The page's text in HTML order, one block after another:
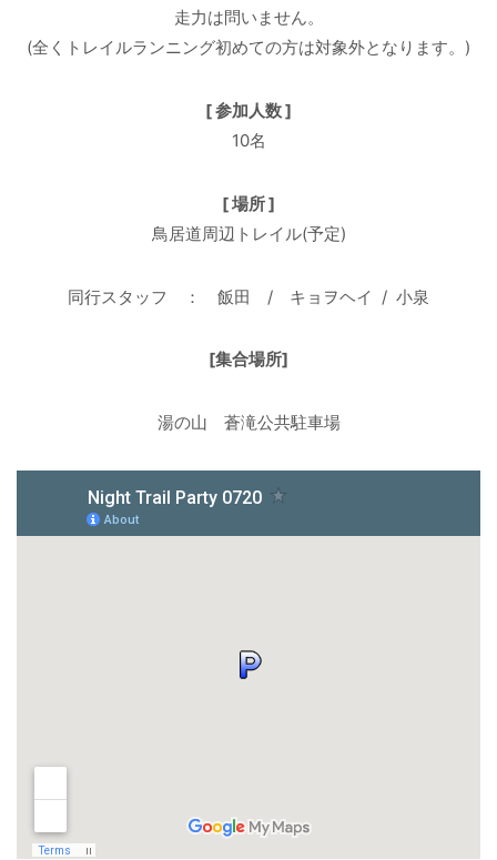
走力は問いません。
(全くトレイルランニング初めての方は対象外となります。)
[ 参加人数 ]
10名
[ 場所 ]
鳥居道周辺トレイル(予定)
同行スタッフ ： 飯田 / キョヲヘイ / 小泉
[集合場所]
湯の山 蒼滝公共駐車場